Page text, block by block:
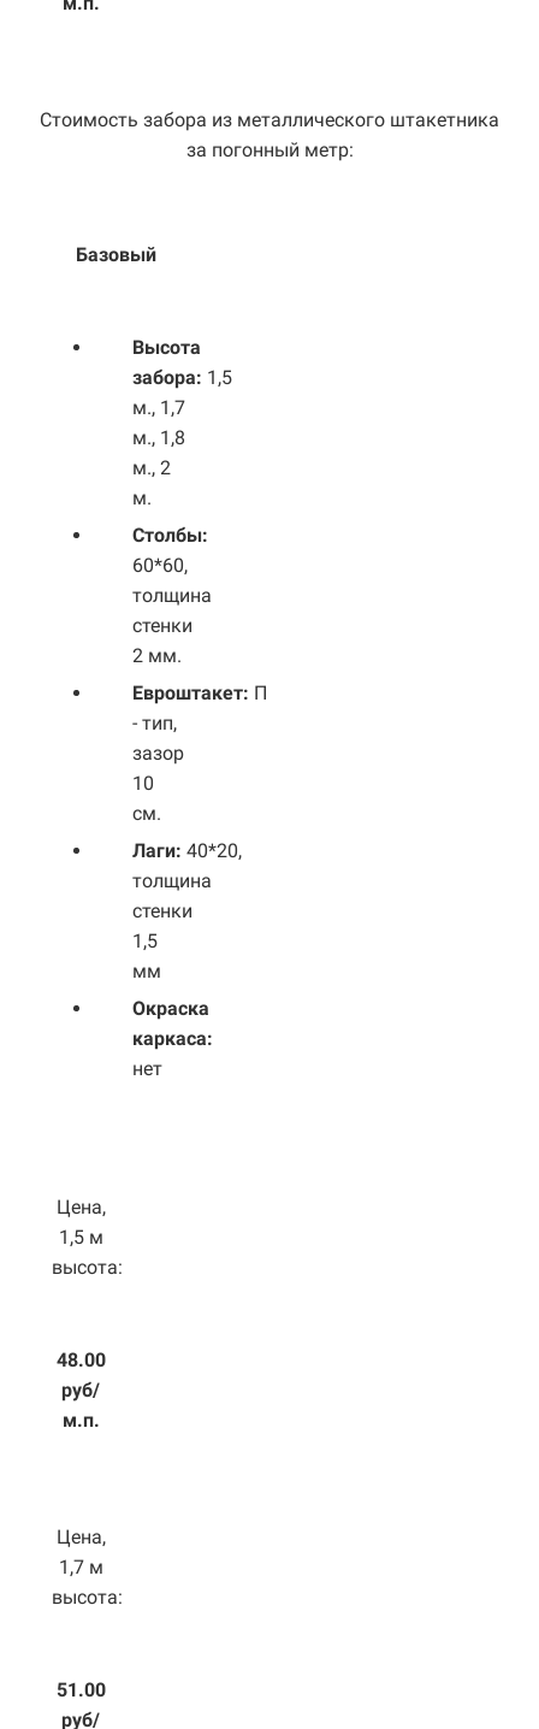
Стоимость забора из металлического штакетника
за погонный метр:
Базовый
Высота
забора: 1,5
м., 1,7
м., 1,8
м., 2
м.
Столбы:
60*60,
толщина
стенки
2 мм.
Евроштакет: П
- тип,
зазор
10
см.
Лаги: 40*20,
толщина
стенки
1,5
мм
Окраска
каркаса:
нет
Цена,
1,5 м
высота:
48.00
руб/
м.п.
Цена,
1,7 м
высота:
51.00
руб/